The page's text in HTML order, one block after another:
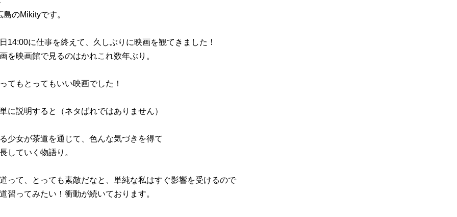
島のMikityです。
14:00に仕事を終えて、久しぶりに映画を観てきました！
を映画館で見るのはかれこれ数年ぶり。
てもとってもいい映画でした！
に説明すると（ネタばれではありません）
少女が茶道を通じて、色んな気づきを得て
していく物語り。
って、とっても素敵だなと、単純な私はすぐ影響を受けるので
習ってみたい！衝動が続いております。